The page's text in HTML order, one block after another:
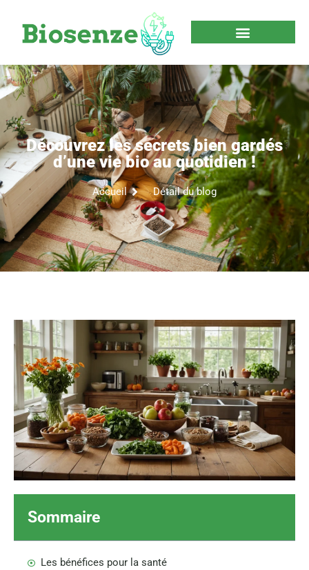
Découvrez les secrets bien gardés
d’une vie bio au quotidien !
Accueil Détail du blog
Sommaire
Les bénéfices pour la santé